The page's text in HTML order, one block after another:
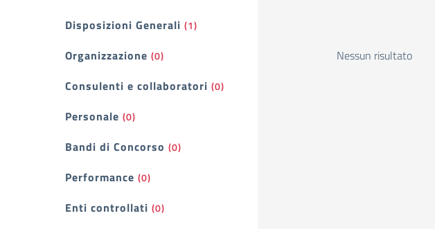
Filtri
Disposizioni Generali (1)
Organizzazione (0)
Consulenti e collaboratori (0)
Personale (0)
Bandi di Concorso (0)
Performance (0)
Enti controllati (0)
Nessun risultato